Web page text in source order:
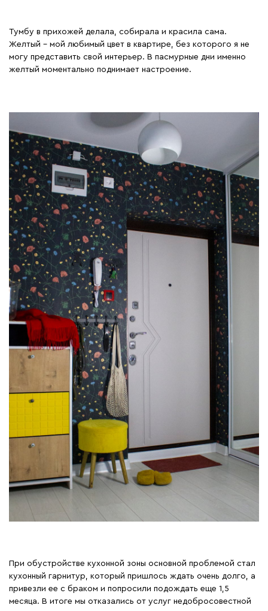
так же ездила покупать в Москву
в @ikea_rus по приятной цене.
Даже шторы (следует отметить
пропускают) куплены в ИКЕА.
Пледик красного цвета, чтобы
согреваться зимой в морозы,
побольше подушек для собаки,
надо же кому то по ним
топтаться😂 и коврик...просто
потому что мне понравился🤷🏼‍♀️
П. С. Кухню нам до сих пор не
поставили #voronezh #moscow
#ремонтквартир
#дизайнинтерьера
#дизайнквартиры
#скандинавскийстиль
#скандинавскийинтерьер
#scandihome #scandinavianstyle
#scandinaviandesign #ikeahome
#ikea #lovedog #sweethome
#бигльэтосчастье
#ремонтсвоимируками
#ремонтквартиры
#ремонтворонеж
#ремонтмосква #designinterior
#designboom
Тумбу в прихожей делала, собирала и красила сама.
Желтый – мой любимый цвет в квартире, без которого я не
могу представить свой интерьер. В пасмурные дни именно
желтый моментально поднимает настроение.
При обустройстве кухонной зоны основной проблемой стал
кухонный гарнитур, который пришлось ждать очень долго, а
привезли ее с браком и попросили подождать еще 1,5
месяца. В итоге мы отказались от услуг недобросовестной